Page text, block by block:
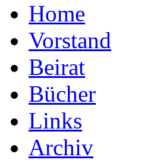
Home
Vorstand
Beirat
Bücher
Links
Archiv